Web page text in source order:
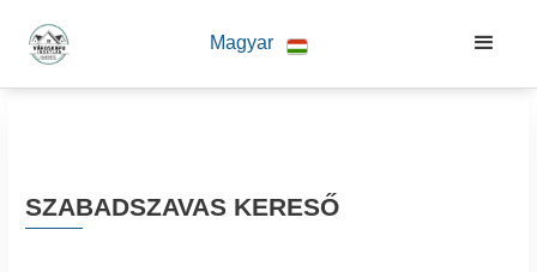
Magyar
SZABADSZAVAS KERESŐ